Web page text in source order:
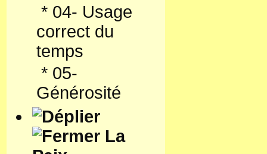
* 04- Usage
correct du
temps
* 05-
Générosité
La